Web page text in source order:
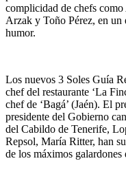
complicidad de chefs
Arzak y Toño Pérez, en un
humor.
Los nuevos 3 Soles Guía
chef del restaurante ‘La
chef de ‘Bagá’ (Jaén). El
presidente del Gobierno
del Cabildo de Tenerife,
Repsol, María Ritter, han
de los máximos galardones